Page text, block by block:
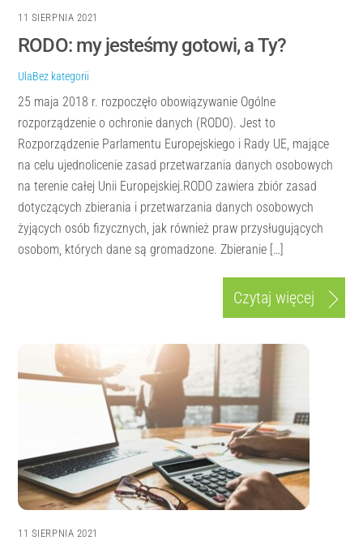
11 SIERPNIA 2021
RODO: my jesteśmy gotowi, a Ty?
UlaBez kategorii
25 maja 2018 r. rozpoczęło obowiązywanie Ogólne
rozporządzenie o ochronie danych (RODO). Jest to
Rozporządzenie Parlamentu Europejskiego i Rady UE, mające
na celu ujednolicenie zasad przetwarzania danych osobowych
na terenie całej Unii Europejskiej.RODO zawiera zbiór zasad
dotyczących zbierania i przetwarzania danych osobowych
żyjących osób fizycznych, jak również praw przysługujących
osobom, których dane są gromadzone. Zbieranie […]
Czytaj więcej
11 SIERPNIA 2021